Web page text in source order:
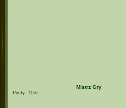
Mistrz Gry
Posty: 1156